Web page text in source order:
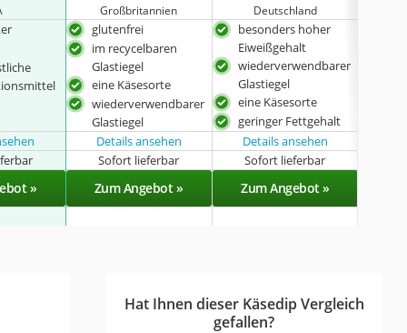
Großbritannien Deutschland
glutenfrei
im recycelbaren
Glastiegel
eine Käsesorte
wiederverwendbarer
Glastiegel
besonders hoher
Eiweißgehalt
wiederverwendbarer
Glastiegel
eine Käsesorte
geringer Fettgehalt
Details ansehen
Details ansehen
Sofort lieferbar Sofort lieferbar
» Zum Angebot » Zum Angebot »
Hat Ihnen dieser Käsedip Vergleich
gefallen?